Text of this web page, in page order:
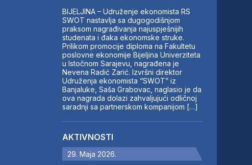
BIJELJINA – Udruženje ekonomista RS
SWOT nastavlja sa dugogodišnjom
praksom nagrađivanja najuspješnijih
studenata i đaka ekonomske struke.
Prilikom promocije diploma na Fakultetu
poslovne ekonomije Bijeljina Univerziteta
u Istočnom Sarajevu, nagrađena je
Nevena Radić Zarić. Izvršni direktor
Udruženja ekonomista “SWOT” iz
Banjaluke, Saša Grabovac, naglasio je da
ova nagrada dolazi zahvaljujući odličnoj
saradnji sa partnerskom kompanijom […]
AKTIVNOSTI
29. Maja 2026.